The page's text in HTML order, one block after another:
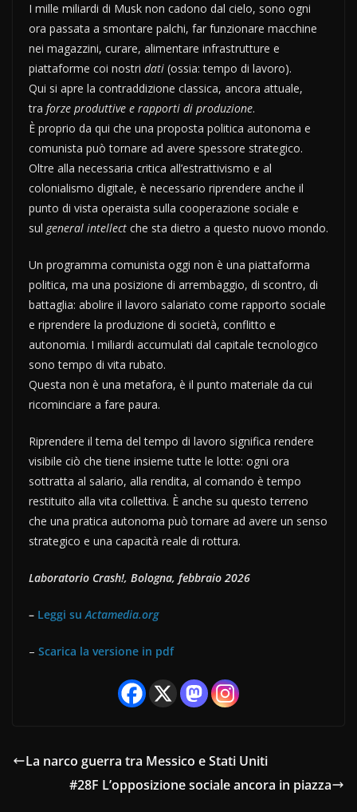
I mille miliardi di Musk non cadono dal cielo, sono ogni
ora passata a smontare palchi, far funzionare macchine
nei magazzini, curare, alimentare infrastrutture e
piattaforme coi nostri dati (ossia: tempo di lavoro).
Qui si apre la contraddizione classica, ancora attuale,
tra forze produttive e rapporti di produzione.
È proprio da qui che una proposta politica autonoma e
comunista può tornare ad avere spessore strategico.
Oltre alla necessaria critica all’estrattivismo e al
colonialismo digitale, è necessario riprendere anche il
punto di vista operaista sulla cooperazione sociale e
sul general intellect che sta dietro a questo nuovo mondo.
Un programma comunista oggi non è una piattaforma
politica, ma una posizione di arrembaggio, di scontro, di
battaglia: abolire il lavoro salariato come rapporto sociale
e riprendere la produzione di società, conflitto e
autonomia. I miliardi accumulati dal capitale tecnologico
sono tempo di vita rubato.
Questa non è una metafora, è il punto materiale da cui
ricominciare a fare paura.
Riprendere il tema del tempo di lavoro significa rendere
visibile ciò che tiene insieme tutte le lotte: ogni ora
sottratta al salario, alla rendita, al comando è tempo
restituito alla vita collettiva. È anche su questo terreno
che una pratica autonoma può tornare ad avere un senso
strategico e una capacità reale di rottura.
Laboratorio Crash!, Bologna, febbraio 2026
– Leggi suActamedia.org
– Scarica la versione in pdf
La narco guerra tra Messico e Stati Uniti
#28F L’opposizione sociale ancora in piazza